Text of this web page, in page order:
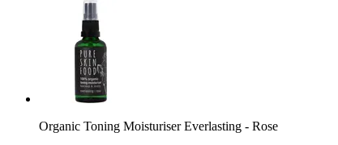
Organic Toning Moisturiser Everlasting - Rose